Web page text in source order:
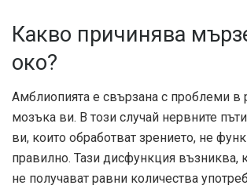
Какво причинява
око?
Амблиопията е свързана с проблеми в
мозъка ви. В този случай нервните
ви, които обработват зрението, не
правилно. Тази дисфункция възниква,
не получават равни количества